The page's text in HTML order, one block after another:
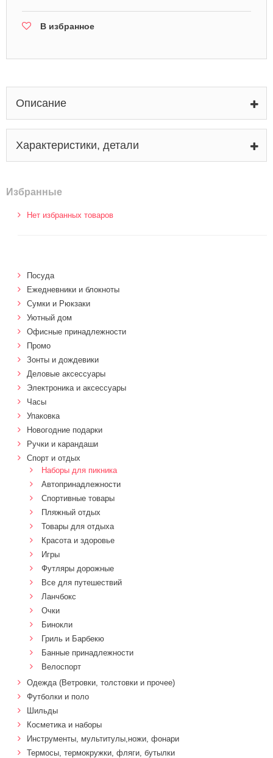
В избранное
Описание
Характеристики, детали
Избранные
Нет избранных товаров
Посуда
Ежедневники и блокноты
Сумки и Рюкзаки
Уютный дом
Офисные принадлежности
Промо
Зонты и дождевики
Деловые аксессуары
Электроника и аксессуары
Часы
Упаковка
Новогодние подарки
Ручки и карандаши
Спорт и отдых
Наборы для пикника
Автопринадлежности
Спортивные товары
Пляжный отдых
Товары для отдыха
Красота и здоровье
Игры
Футляры дорожные
Все для путешествий
Ланчбокс
Очки
Бинокли
Гриль и Барбекю
Банные принадлежности
Велоспорт
Одежда (Ветровки, толстовки и прочее)
Футболки и поло
Шильды
Косметика и наборы
Инструменты, мультитулы,ножи, фонари
Термосы, термокружки, фляги, бутылки